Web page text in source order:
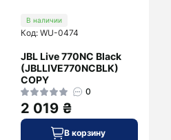
В наличии
Код: WU-0474
JBL Live 770NC Black
(JBLLIVE770NCBLK)
COPY
0
2 019 ₴
В корзину